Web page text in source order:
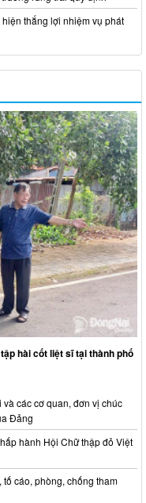
thắng lợi nhiệm vụ phát
hài cốt liệt sĩ tại thành phố
các cơ quan, đơn vị chúc
Đảng
hành Hội Chữ thập đỏ Việt
cáo, phòng, chống tham